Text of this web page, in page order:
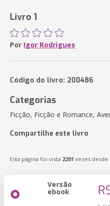
Livro 1
Por Igor Rodrigues
Código do livro: 200486
Categorias
Ficção, Ficção e Romance,
Compartilhe este livro
Esta página foi vista 2201 vezes desde
Versão
ebook